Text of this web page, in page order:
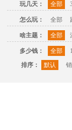
玩几天： 全部
怎么玩： 全部
啥主题： 全部
多少钱： 全部
排序：
默认